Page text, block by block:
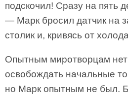
подскочил! Сразу на пять
— Марк бросил датчик на
столик и, кривясь от
Опытным миротворцам
освобождать начальные
но Марк опытным не был.